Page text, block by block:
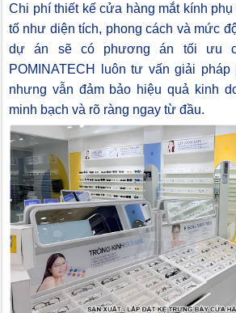
Chi phí thiết kế cửa hàng mắt kính
tố như diện tích, phong cách và mức
dự án sẽ có phương án tối ưu
POMINATECH luôn tư vấn giải
nhưng vẫn đảm bảo hiệu quả kinh
minh bạch và rõ ràng ngay từ đầu.